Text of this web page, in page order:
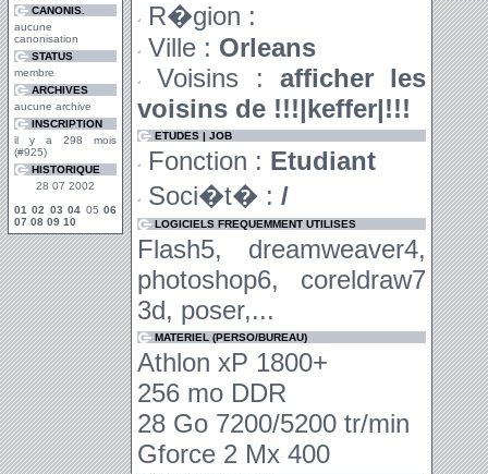
CANONIS.
aucune
canonisation
STATUS
membre
ARCHIVES
aucune archive
INSCRIPTION
il y a 298 mois
(#925)
HISTORIQUE
28 07 2002
01 02 03 04 0506
07 08 09 10
R�gion :
Ville : Orleans
Voisins : afficher les
voisins de !!!|keffer|!!!
ETUDES | JOB
Fonction : Etudiant
Soci�t� : /
LOGICIELS FREQUEMMENT UTILISES
Flash5, dreamweaver4,
photoshop6, coreldraw7
3d, poser,...
MATERIEL (PERSO/BUREAU)
Athlon xP 1800+
256 mo DDR
28 Go 7200/5200 tr/min
Gforce 2 Mx 400